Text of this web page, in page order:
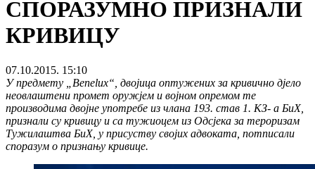
СПОРАЗУМНО ПРИЗНАЛИ
КРИВИЦУ
07.10.2015. 15:10
У предмету „Benelux“, двојица оптужених за кривично дјело
неовлаштени промет оружјем и војном опремом те
производима двојне употребе из члана 193. став 1. КЗ- а БиХ,
признали су кривицу и са тужиоцем из Одсјека за тероризам
Тужилаштва БиХ, у присуству својих адвоката, потписали
споразум о признању кривице.